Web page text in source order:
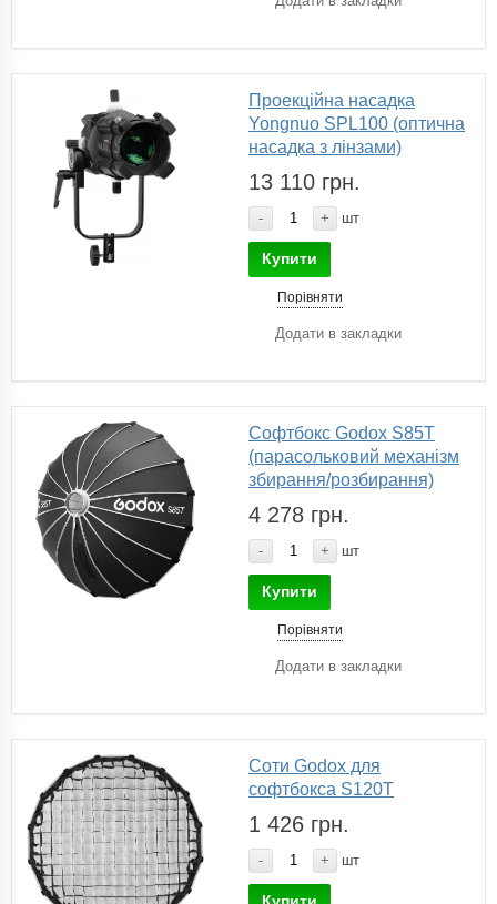
Проекційна насадка
Yongnuo SPL100 (оптична
насадка з лінзами)
13 110 грн.
- + шт
Купити
Порівняти
Додати в закладки
Софтбокс Godox S85T
(парасольковий механізм
збирання/розбирання)
4 278 грн.
- + шт
Купити
Порівняти
Додати в закладки
Соти Godox для
софтбокса S120T
1 426 грн.
- + шт
Купити